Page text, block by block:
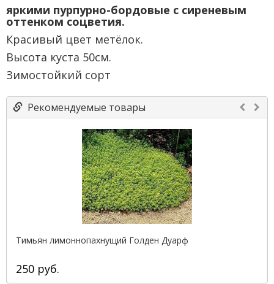
яркими пурпурно-бордовые с сиреневым
оттенком соцветия.
Красивый цвет метёлок.
Высота куста 50см.
Зимостойкий сорт
Рекомендуемые товары
Тимьян лимоннопахнущий Голден Дуарф
250 руб.